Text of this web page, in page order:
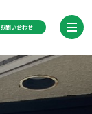
お問い合わせ